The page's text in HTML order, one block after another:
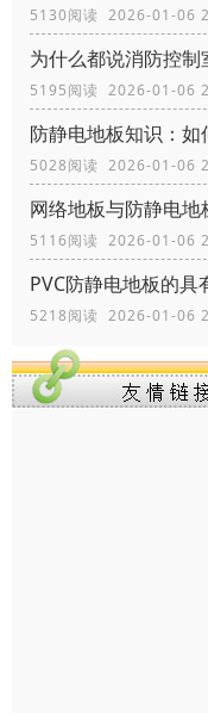
5130阅读 2026-01-06
为什么都说消防控制
5195阅读 2026-01-06
防静电地板知识：如
5028阅读 2026-01-06
网络地板与防静电地
5116阅读 2026-01-06
PVC防静电地板的具
5218阅读 2026-01-06